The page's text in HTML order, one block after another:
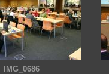
IMG_0686